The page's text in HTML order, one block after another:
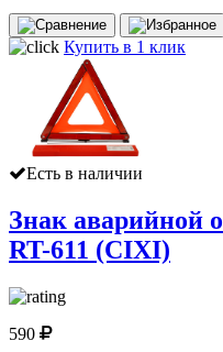
Купить в 1 клик
Есть в наличии
Знак аварийной
RT-611 (CIXI)
590